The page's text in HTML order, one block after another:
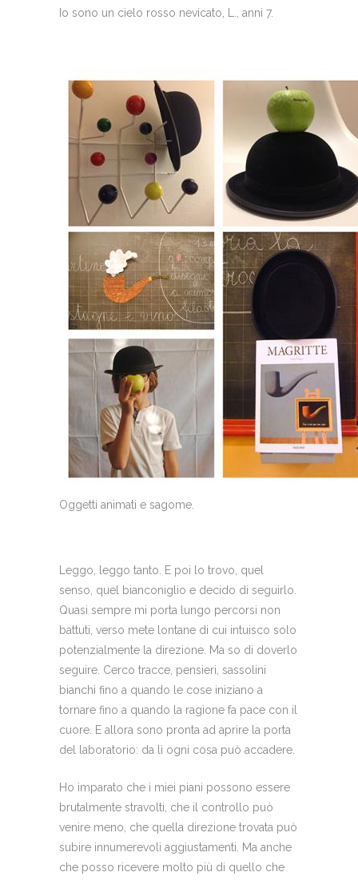
Io sono un cielo rosso nevicato, L., anni 7.
Oggetti animati e sagome.
Leggo, leggo tanto. E poi lo trovo, quel
senso, quel bianconiglio e decido di seguirlo.
Quasi sempre mi porta lungo percorsi non
battuti, verso mete lontane di cui intuisco solo
potenzialmente la direzione. Ma so di doverlo
seguire. Cerco tracce, pensieri, sassolini
bianchi fino a quando le cose iniziano a
tornare fino a quando la ragione fa pace con il
cuore. E allora sono pronta ad aprire la porta
del laboratorio: da lì ogni cosa può accadere.
Ho imparato che i miei piani possono essere
brutalmente stravolti, che il controllo può
venire meno, che quella direzione trovata può
subire innumerevoli aggiustamenti. Ma anche
che posso ricevere molto più di quello che